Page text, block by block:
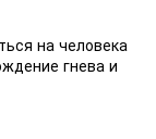
на человека
гнева и